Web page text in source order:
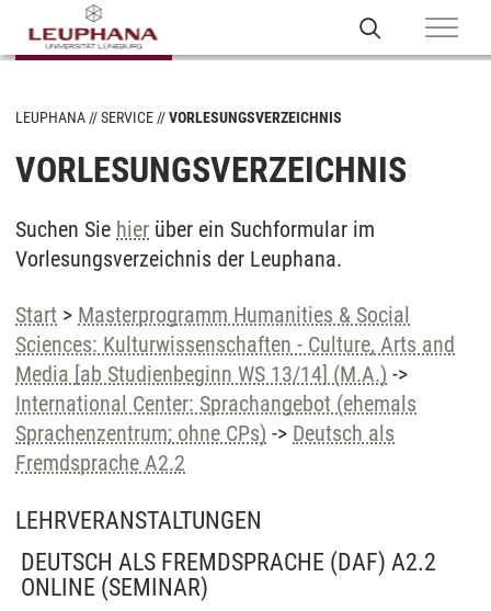
LEUPHANA SERVICE VORLESUNGSVERZEICHNIS
VORLESUNGSVERZEICHNIS
Suchen Sie hier über ein Suchformular im
Vorlesungsverzeichnis der Leuphana.
Start > Masterprogramm Humanities & Social
Sciences: Kulturwissenschaften - Culture, Arts and
Media [ab Studienbeginn WS 13/14] (M.A.) ->
International Center: Sprachangebot (ehemals
Sprachenzentrum; ohne CPs) -> Deutsch als
Fremdsprache A2.2
LEHRVERANSTALTUNGEN
DEUTSCH ALS FREMDSPRACHE (DAF) A2.2
ONLINE (SEMINAR)